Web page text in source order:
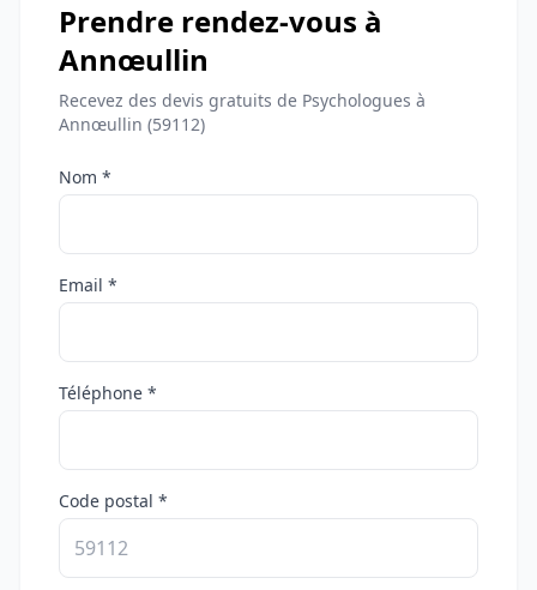
Prendre rendez-vous à
Annœullin
Recevez des devis gratuits de Psychologues à
Annœullin (59112)
Nom *
Email *
Téléphone *
Code postal *